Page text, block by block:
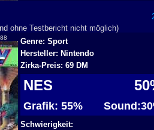
ohne Testbericht nicht möglich)
Genre: Sport
Hersteller: Nintendo
Zirka-Preis: 69 DM
NES
Grafik: 55%
Schwierigkeit: